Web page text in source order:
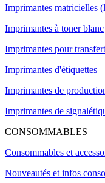
Imprimantes matricielles
Imprimantes à toner blanc
Imprimantes pour transfert
Imprimantes d'étiquettes
Imprimantes de
Imprimantes de
CONSOMMABLES
Consommables et
Nouveautés et infos